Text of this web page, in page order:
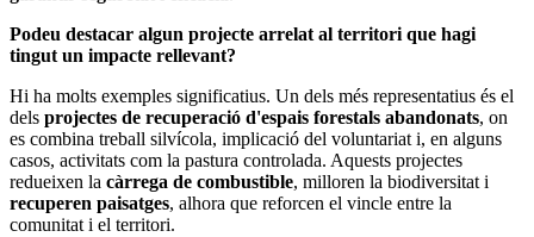
Podeu destacar algun projecte arrelat al territori que hagi
tingut un impacte rellevant?
Hi ha molts exemples significatius. Un dels més representatius és el
dels projectes de recuperació d'espais forestals abandonats, on
es combina treball silvícola, implicació del voluntariat i, en alguns
casos, activitats com la pastura controlada. Aquests projectes
redueixen la càrrega de combustible, milloren la biodiversitat i
recuperen paisatges, alhora que reforcen el vincle entre la
comunitat i el territori.